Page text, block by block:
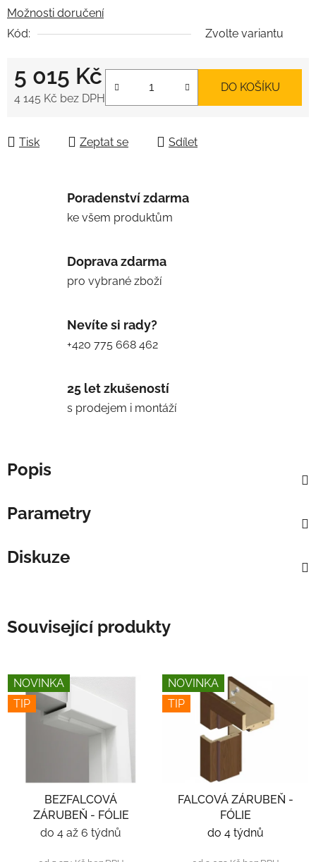
Možnosti doručení
Kód:
Zvolte variantu
5 015 Kč
4 145 Kč bez DPH
DO KOŠÍKU
Tisk Zeptat se Sdílet
Poradenství zdarma
ke všem produktům
Doprava zdarma
pro vybrané zboží
Nevíte si rady?
+420 775 668 462
25 let zkušeností
s prodejem i montáží
Popis
Parametry
Diskuze
Související produkty
NOVINKA
TIP
BEZFALCOVÁ
ZÁRUBEŇ - FÓLIE
do 4 až 6 týdnů
NOVINKA
TIP
FALCOVÁ ZÁRUBEŇ -
FÓLIE
do 4 týdnů